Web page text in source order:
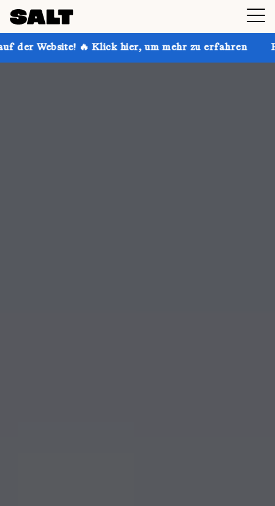
hier, um mehr zu erfahren Hol dir bis zu 30 %